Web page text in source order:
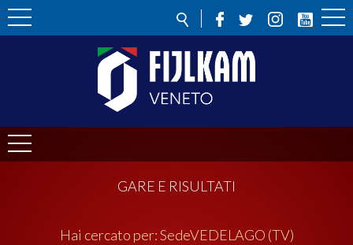
GARE E RISULTATI
Hai cercato per:SedeVEDELAGO (TV)